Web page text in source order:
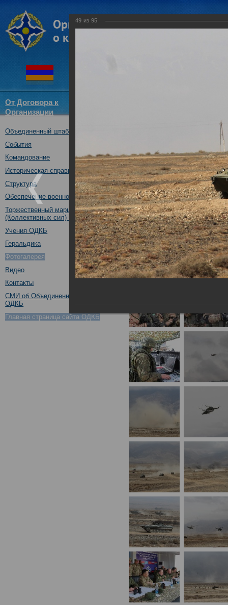
От Договора к
Организации
Объединенный штаб ОДКБ
События
Командование
Историческая справка
Структура
Обеспечение военной безопасности
Торжественный марш Войск
(Коллективных сил) ОДКБ
Учения ОДКБ
Геральдика
Фотогалерея
Видео
Контакты
СМИ об Объединенном штабе
ОДКБ
Главная страница сайта ОДКБ
Воинские контингенты
«Взаимодействие-2018»
13.10.2018
49 из 95